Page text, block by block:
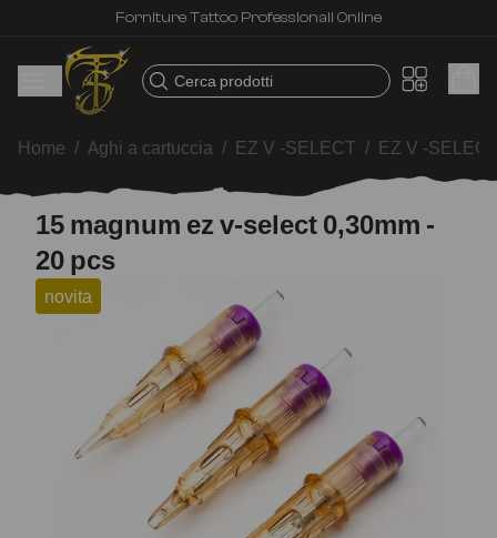
Forniture Tattoo Professionali Online
Cerca prodotti
Home / Aghi a cartuccia / EZ V -SELECT / EZ V -
15 magnum ez v-select 0,30mm -
20 pcs
novita